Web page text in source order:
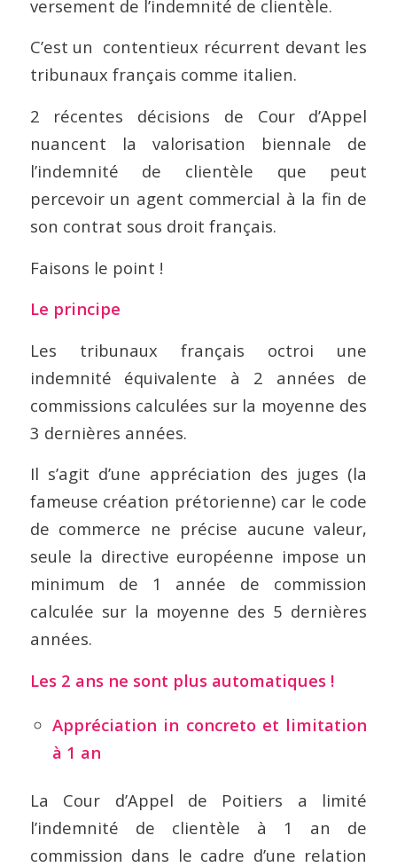
versement de l’indemnité de clientèle.
C’est un contentieux récurrent devant les
tribunaux français comme italien.
2 récentes décisions de Cour d’Appel
nuancent la valorisation biennale de
l’indemnité de clientèle que peut
percevoir un agent commercial à la fin de
son contrat sous droit français.
Faisons le point !
Le principe
Les tribunaux français octroi une
indemnité équivalente à 2 années de
commissions calculées sur la moyenne des
3 dernières années.
Il s’agit d’une appréciation des juges (la
fameuse création prétorienne) car le code
de commerce ne précise aucune valeur,
seule la directive européenne impose un
minimum de 1 année de commission
calculée sur la moyenne des 5 dernières
années.
Les 2 ans ne sont plus automatiques !
Appréciation in concreto et limitation
à 1 an
La Cour d’Appel de Poitiers a limité
l’indemnité de clientèle à 1 an de
commission dans le cadre d’une relation